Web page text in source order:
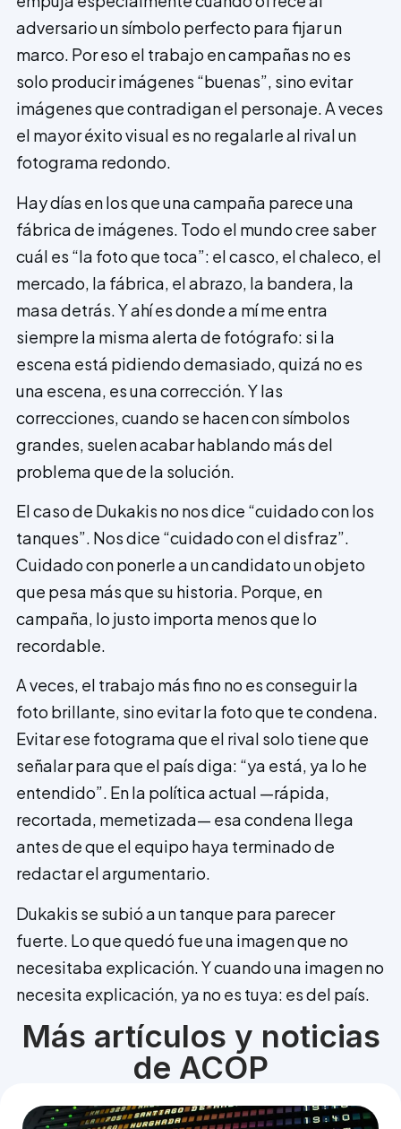
adversario un símbolo perfecto para fijar un
marco. Por eso el trabajo en campañas no es
solo producir im­ágenes “buenas”, sino evitar
imágenes que contradigan el personaje. A veces
el mayor éxito visual es no regalarle al rival un
fotograma redondo.
Hay días en los que una campaña parece una
fábrica de imágenes. Todo el mundo cree saber
cuál es “la foto que toca”: el casco, el chaleco, el
mercado, la fábrica, el abrazo, la bandera, la
masa detrás. Y ahí es donde a mí me entra
siempre la misma alerta de fotógrafo: si la
escena está pidiendo demasiado, quizá no es
una escena, es una corrección. Y las
correcciones, cuando se hacen con símbolos
grandes, suelen acabar hablando más del
problema que de la solución.
El caso de Dukakis no nos dice “cuidado con los
tanques”. Nos dice “cuidado con el disfraz”.
Cuidado con ponerle a un candidato un objeto
que pesa más que su historia. Porque, en
campaña, lo justo importa menos que lo
recordable.
A veces, el trabajo más fino no es conseguir la
foto brillante, sino evitar la foto que te condena.
Evitar ese fotograma que el rival solo tiene que
señalar para que el país diga: “ya está, ya lo he
entendido”. En la política actual —rápida,
recortada, memetizada— esa condena llega
antes de que el equipo haya terminado de
redactar el argumentario.
Dukakis se subió a un tanque para parecer
fuerte. Lo que quedó fue una imagen que no
necesitaba explicación. Y cuando una imagen no
necesita explicación, ya no es tuya: es del país.
Más artículos y noticias
de ACOP